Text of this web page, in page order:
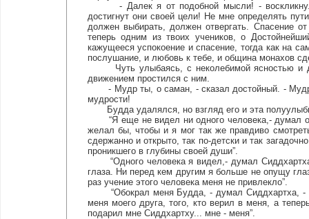
- Далек я от подобной мысли! - воскликнул
достигнут они своей цели! Не мне определять
должен выбирать, должен отвергать. Спасение
теперь одним из твоих учеников, о
кажущееся успокоение и спасение, тогда как на
послушание, и любовь к тебе, и община монахов
Чуть улыбаясь, с неколебимой ясностью и
движением простился с ним.
- Мудр ты, о саман, - сказал достойный. -
мудрости!
Будда удалялся, но взгляд его и эта
“Я еще не видел ни одного человека,- думал
желал бы, чтобы и я мог так же правдиво
сдержанно и открыто, так по-детски и так
проникшего в глубины своей души”.
“Одного человека я видел,- думал Сиддхартха,
глаза. Ни перед кем другим я больше не опущу
раз учение этого человека меня не привлекло”.
“Обокрал меня Будда, - думал Сиддхартха, -
меня моего друга, того, кто верил в меня, а
подарил мне Сиддхартху... мне - меня”.